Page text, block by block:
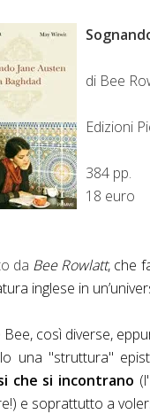
di Bee
Edizioni
384 pp.
18 euro
da Bee Rowlatt, che
inglese in
Bee, così diverse,
una "struttura"
che si incontrano
e soprattutto a